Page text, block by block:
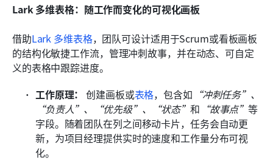
Lark 多维表格：随工作而变化的可视化画板
借助Lark 多维表格，团队可设计适用于Scrum或看板画板
的结构化敏捷工作流，管理冲刺故事，并在动态、可自定
义的表格中跟踪进度。
工作原理： 创建画板或表格，包含如 “冲刺任务”、
“负责人”、“优先级”、“状态” 和 “故事点”等
字段。随着团队在列之间移动卡片，任务会自动更
新，为项目经理提供实时的速度和工作量分布可视
化。